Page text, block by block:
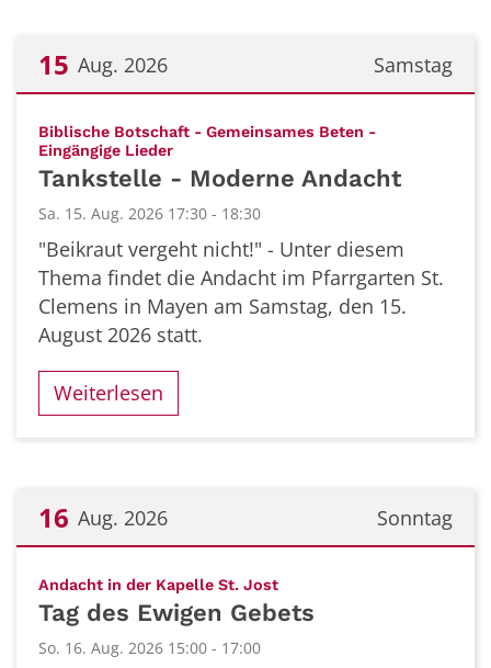
Samstag
15 Aug. 2026
Biblische Botschaft - Gemeinsames Beten -
Eingängige Lieder:
Tankstelle - Moderne Andacht
Sa. 15. Aug. 2026 17:30 - 18:30
"Beikraut vergeht nicht!" - Unter diesem
Thema findet die Andacht im Pfarrgarten St.
Clemens in Mayen am Samstag, den 15.
August 2026 statt.
Weiterlesen
Sonntag
16 Aug. 2026
Andacht in der Kapelle St. Jost:
Tag des Ewigen Gebets
So. 16. Aug. 2026 15:00 - 17:00